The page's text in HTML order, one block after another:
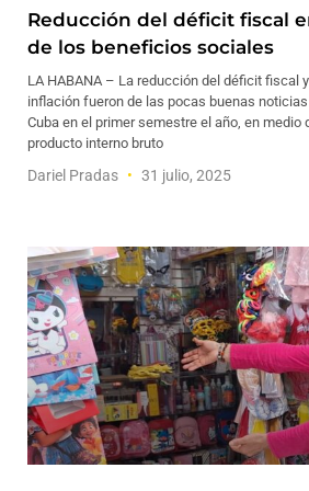
Reducción del déficit fiscal
de los beneficios sociales
LA HABANA – La reducción del déficit fiscal
inflación fueron de las pocas buenas
Cuba en el primer semestre el año, en medio
producto interno bruto
Dariel Pradas 31 julio, 2025